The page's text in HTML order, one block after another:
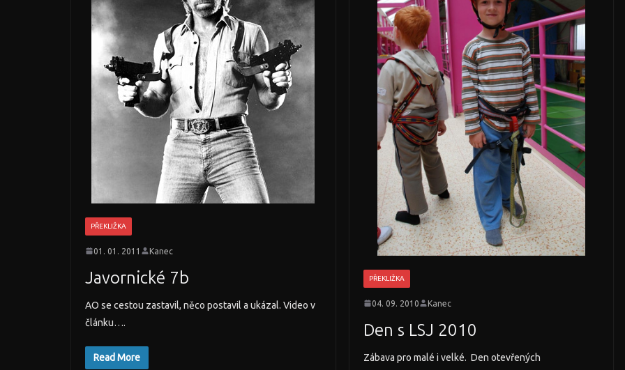
PŘEKLIŽKA
01. 01. 2011 Kanec
Javornické 7b
AO se cestou zastavil, něco postavil a ukázal. Video v
článku….
Read More
PŘEKLIŽKA
04. 09. 2010 Kanec
Den s LSJ 2010
Zábava pro malé i velké. Den otevřených